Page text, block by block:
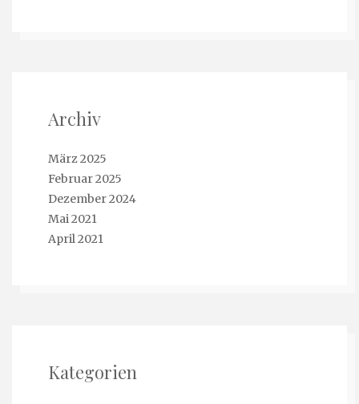
Archiv
März 2025
Februar 2025
Dezember 2024
Mai 2021
April 2021
Kategorien